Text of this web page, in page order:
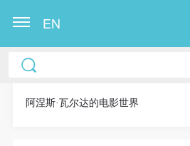
EN
阿涅斯·瓦尔达的电影世界
中央美术学院美术馆出版授权协议
称“CAFAM”），愿意将本人参
中央美术学院美术馆出版授权协议
称“CAFAM”），愿意将本人参
中央美术学院美术馆出版授权协议
称“CAFAM”），愿意将本人参